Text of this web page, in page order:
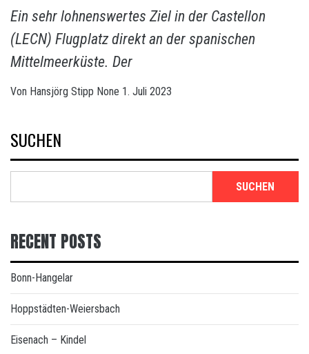
Ein sehr lohnenswertes Ziel in der Castellon
(LECN) Flugplatz direkt an der spanischen
Mittelmeerküste. Der
Von Hansjörg Stipp None 1. Juli 2023
SUCHEN
SUCHEN
RECENT POSTS
Bonn-Hangelar
Hoppstädten-Weiersbach
Eisenach – Kindel